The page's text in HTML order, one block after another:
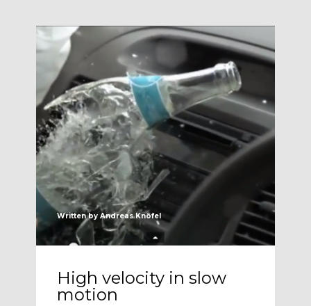
Written by Andreas Knöfel
High velocity in slow
motion